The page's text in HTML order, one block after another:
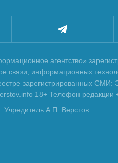
агентство»
связи, информационных
зарегистрированных
18+ Телефон редакции
Учредитель А.П. Верстов